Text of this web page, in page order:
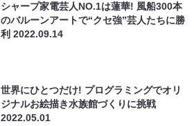
シャープ家電芸人NO.1は蓮華! 風船300本
のバルーンアートで“クセ強”芸人たちに勝
利2022.09.14
世界にひとつだけ! プログラミングでオリ
ジナルお絵描き水族館づくりに挑戦
2022.05.01